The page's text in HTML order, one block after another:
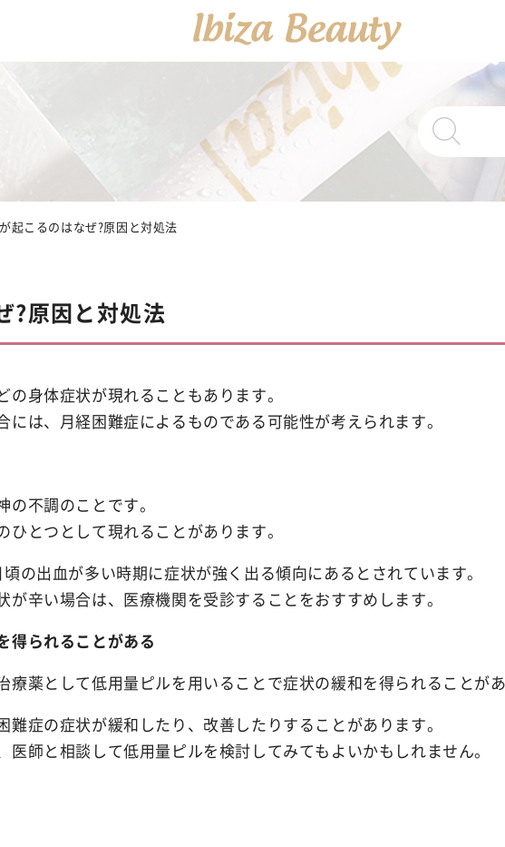
ドコンセプト
ガイド
PRODUCTS 商品一覧
Ibiza
Ibiza Hair
薬用イビサヘアーリムーバル
起こるのはなぜ?原因と対処法
?原因と対処法
身体症状が現れることもあります。
は、月経困難症によるものである可能性が考えられます。
不調のことです。
とつとして現れることがあります。
の出血が多い時期に症状が強く出る傾向にあるとされています。
辛い場合は、医療機関を受診することをおすすめします。
得られることがある
薬として低用量ピルを用いることで症状の緩和を得られることがあ
症の症状が緩和したり、改善したりすることがあります。
師と相談して低用量ピルを検討してみてもよいかもしれません。